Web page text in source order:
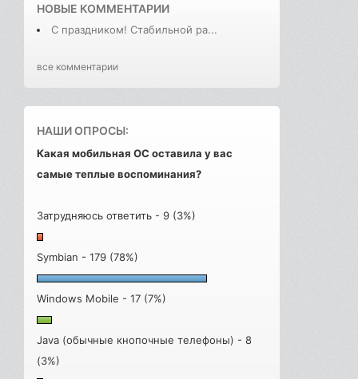
НОВЫЕ КОММЕНТАРИИ
С праздником! Стабильной ра...
все комментарии
НАШИ ОПРОСЫ:
Какая мобильная ОС оставила у вас
самые теплые воспоминания?
Затрудняюсь ответить - 9 (3%)
Symbian - 179 (78%)
Windows Mobile - 17 (7%)
Java (обычные кнопочные телефоны) - 8
(3%)